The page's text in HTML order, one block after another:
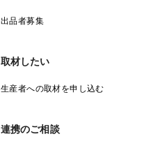
出品者募集
取材したい
生産者への取材を申し込む
連携のご相談